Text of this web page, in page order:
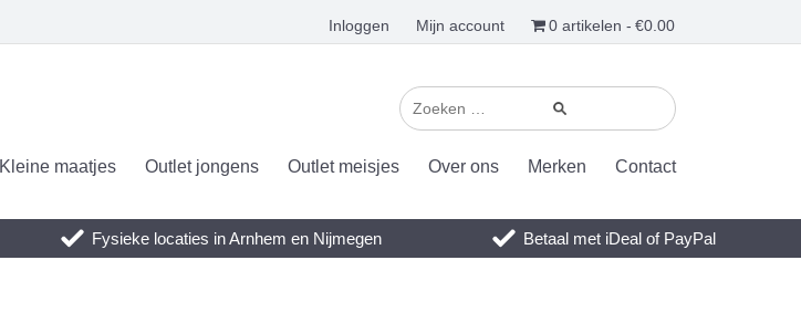
Inloggen Mijn account 0 artikelen €0.00
Kleine maatjes Outlet jongens Outlet meisjes Over ons Merken Contact
Fysieke locaties in Arnhem en Nijmegen Betaal met iDeal of PayPal